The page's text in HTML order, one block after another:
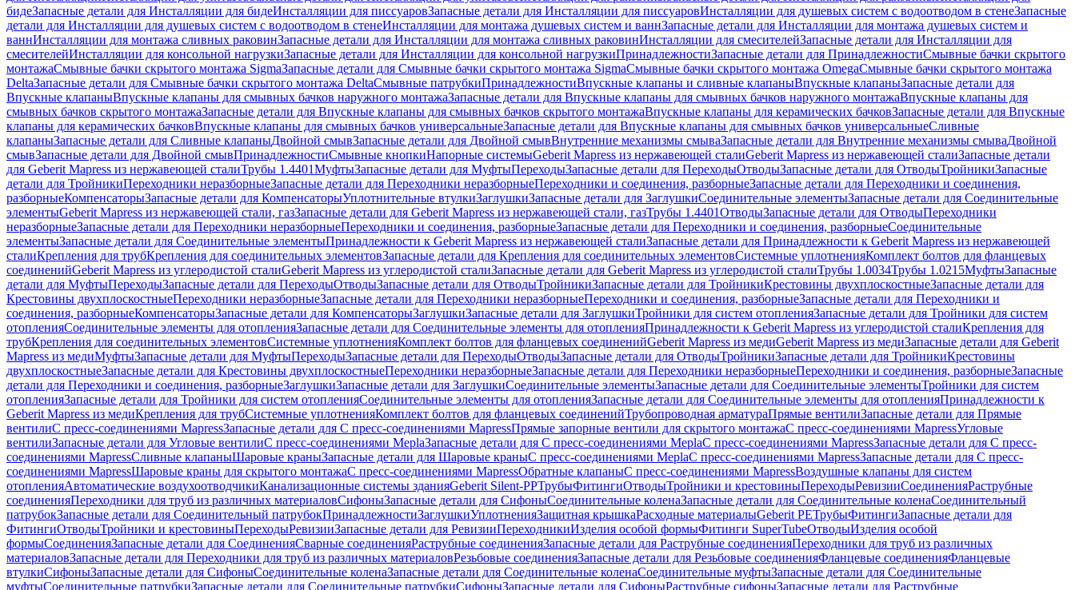
бидеЗапасные детали для Инсталляции для бидеИнсталляции для писсуаровЗапасные детали для Инсталляции для писсуаровИнсталляции для душевых систем с водоотводом в стенеЗапасные
детали для Инсталляции для душевых систем с водоотводом в стенеИнсталляции для монтажа душевых систем и ваннЗапасные детали для Инсталляции для монтажа душевых систем и
ваннИнсталляции для монтажа сливных раковинЗапасные детали для Инсталляции для монтажа сливных раковинИнсталляции для смесителейЗапасные детали для Инсталляции для
смесителейИнсталляции для консольной нагрузкиЗапасные детали для Инсталляции для консольной нагрузкиПринадлежностиЗапасные детали для ПринадлежностиСмывные бачки скрытого
монтажаСмывные бачки скрытого монтажа SigmaЗапасные детали для Смывные бачки скрытого монтажа SigmaСмывные бачки скрытого монтажа OmegaСмывные бачки скрытого монтажа
DeltaЗапасные детали для Смывные бачки скрытого монтажа DeltaСмывные патрубкиПринадлежностиВпускные клапаны и сливные клапаныВпускные клапаныЗапасные детали для
Впускные клапаныВпускные клапаны для смывных бачков наружного монтажаЗапасные детали для Впускные клапаны для смывных бачков наружного монтажаВпускные клапаны для
смывных бачков скрытого монтажаЗапасные детали для Впускные клапаны для смывных бачков скрытого монтажаВпускные клапаны для керамических бачковЗапасные детали для Впускные
клапаны для керамических бачковВпускные клапаны для смывных бачков универсальныеЗапасные детали для Впускные клапаны для смывных бачков универсальныеСливные
клапаныЗапасные детали для Сливные клапаныДвойной смывЗапасные детали для Двойной смывВнутренние механизмы смываЗапасные детали для Внутренние механизмы смываДвойной
смывЗапасные детали для Двойной смывПринадлежностиСмывные кнопкиНапорные системыGeberit Mapress из нержавеющей сталиGeberit Mapress из нержавеющей сталиЗапасные детали
для Geberit Mapress из нержавеющей сталиТрубы 1.4401МуфтыЗапасные детали для МуфтыПереходыЗапасные детали для ПереходыОтводыЗапасные детали для ОтводыТройникиЗапасные
детали для ТройникиПереходники неразборныеЗапасные детали для Переходники неразборныеПереходники и соединения, разборныеЗапасные детали для Переходники и соединения,
разборныеКомпенсаторыЗапасные детали для КомпенсаторыУплотнительные втулкиЗаглушкиЗапасные детали для ЗаглушкиСоединительные элементыЗапасные детали для Соединительные
элементыGeberit Mapress из нержавеющей стали, газЗапасные детали для Geberit Mapress из нержавеющей стали, газТрубы 1.4401ОтводыЗапасные детали для ОтводыПереходники
неразборныеЗапасные детали для Переходники неразборныеПереходники и соединения, разборныеЗапасные детали для Переходники и соединения, разборныеСоединительные
элементыЗапасные детали для Соединительные элементыПринадлежности к Geberit Mapress из нержавеющей сталиЗапасные детали для Принадлежности к Geberit Mapress из нержавеющей
сталиКрепления для трубКрепления для соединительных элементовЗапасные детали для Крепления для соединительных элементовСистемные уплотненияКомплект болтов для фланцевых
соединенийGeberit Mapress из углеродистой сталиGeberit Mapress из углеродистой сталиЗапасные детали для Geberit Mapress из углеродистой сталиТрубы 1.0034Трубы 1.0215МуфтыЗапасные
детали для МуфтыПереходыЗапасные детали для ПереходыОтводыЗапасные детали для ОтводыТройникиЗапасные детали для ТройникиКрестовины двухплоскостныеЗапасные детали для
Крестовины двухплоскостныеПереходники неразборныеЗапасные детали для Переходники неразборныеПереходники и соединения, разборныеЗапасные детали для Переходники и
соединения, разборныеКомпенсаторыЗапасные детали для КомпенсаторыЗаглушкиЗапасные детали для ЗаглушкиТройники для систем отопленияЗапасные детали для Тройники для систем
отопленияСоединительные элементы для отопленияЗапасные детали для Соединительные элементы для отопленияПринадлежности к Geberit Mapress из углеродистой сталиКрепления для
трубКрепления для соединительных элементовСистемные уплотненияКомплект болтов для фланцевых соединенийGeberit Mapress из медиGeberit Mapress из медиЗапасные детали для Geberit
Mapress из медиМуфтыЗапасные детали для МуфтыПереходыЗапасные детали для ПереходыОтводыЗапасные детали для ОтводыТройникиЗапасные детали для ТройникиКрестовины
двухплоскостныеЗапасные детали для Крестовины двухплоскостныеПереходники неразборныеЗапасные детали для Переходники неразборныеПереходники и соединения, разборныеЗапасные
детали для Переходники и соединения, разборныеЗаглушкиЗапасные детали для ЗаглушкиСоединительные элементыЗапасные детали для Соединительные элементыТройники для систем
отопленияЗапасные детали для Тройники для систем отопленияСоединительные элементы для отопленияЗапасные детали для Соединительные элементы для отопленияПринадлежности к
Geberit Mapress из медиКрепления для трубСистемные уплотненияКомплект болтов для фланцевых соединенийТрубопроводная арматураПрямые вентилиЗапасные детали для Прямые
вентилиС пресс-соединениями MapressЗапасные детали для С пресс-соединениями MapressПрямые запорные вентили для скрытого монтажаС пресс-соединениями MapressУгловые
вентилиЗапасные детали для Угловые вентилиС пресс-соединениями MeplaЗапасные детали для С пресс-соединениями MeplaС пресс-соединениями MapressЗапасные детали для С пресс-
соединениями MapressСливные клапаныШаровые краныЗапасные детали для Шаровые краныС пресс-соединениями MeplaС пресс-соединениями MapressЗапасные детали для С пресс-
соединениями MapressШаровые краны для скрытого монтажаС пресс-соединениями MapressОбратные клапаныС пресс-соединениями MapressВоздушные клапаны для систем
отопленияАвтоматические воздухоотводчикиКанализационные системы зданияGeberit Silent-PPТрубыФитингиОтводыТройники и крестовиныПереходыРевизииСоединенияРаструбные
соединенияПереходники для труб из различных материаловСифоныЗапасные детали для СифоныСоединительные коленаЗапасные детали для Соединительные коленаСоединительный
патрубокЗапасные детали для Соединительный патрубокПринадлежностиЗаглушкиУплотненияЗащитная крышкаРасходные материалыGeberit PEТрубыФитингиЗапасные детали для
ФитингиОтводыТройники и крестовиныПереходыРевизииЗапасные детали для РевизииПереходникиИзделия особой формыФитинги SuperTubeОтводыИзделия особой
формыСоединенияЗапасные детали для СоединенияСварные соединенияРаструбные соединенияЗапасные детали для Раструбные соединенияПереходники для труб из различных
материаловЗапасные детали для Переходники для труб из различных материаловРезьбовые соединенияЗапасные детали для Резьбовые соединенияФланцевые соединенияФланцевые
втулкиСифоныЗапасные детали для СифоныСоединительные коленаЗапасные детали для Соединительные коленаСоединительные муфтыЗапасные детали для Соединительные
муфтыСоединительные патрубкиЗапасные детали для Соединительные патрубкиСифоныЗапасные детали для СифоныРаструбные сифоныЗапасные детали для Раструбные